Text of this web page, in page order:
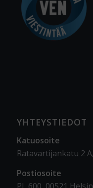
YHTEYSTIEDOT
Katuosoite
Ratavartijankatu 2
Postiosoite
PL 600, 00521